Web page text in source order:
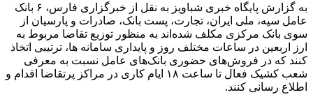
به گزارش پایگاه خبری شباویز به نقل از خبرگزاری فارس، ۶ بانک
عامل سپه، ملی ایران، تجارت، پست بانک، صادرات و پارسیان از
سوی بانک مرکزی مکلف شده‌اند به منظور توزیع تقاضا مربوط به
ارز اربعین در ساعات مختلف روز و پایداری سامانه ها، ترتیبی اتخاذ
کنند که در فروش‌های حضوری بانک‌های عامل نسبت به معرفی
شعب کشیک فعال تا ساعت ۱۸ ایام کاری در مراکز پرتقاضا اقدام و
اطلاع رسانی کنند.